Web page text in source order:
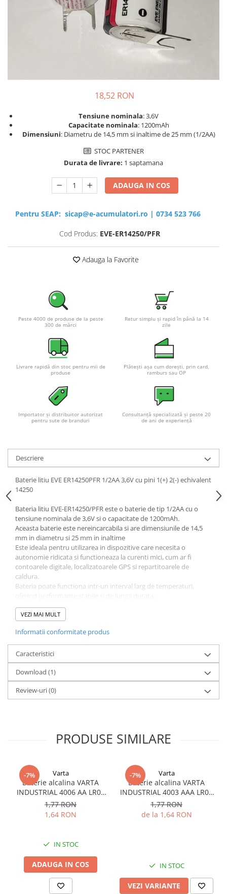
Sisteme de management (BMS)
Redresoare, incarcatoare si testere
18,52 RON
Tensiune nominala: 3,6V
Capacitate nominala: 1200mAh
Dimensiuni: Diametru de 14,5 mm si inaltime de 25 mm (1/2AA)
STOC PARTENER
Durata de livrare: 1 saptamana
ADAUGA IN COS
Pentru SEAP: sicap@e-acumulatori.ro | 0734 523 766
Cod Produs: EVE-ER14250/PFR
Adauga la Favorite
Peste 4000 de produse de la peste
300 de mărci
Retur simplu și rapid în până la 14
zile
Livrare rapidă din stoc pentru mii de
produse
Plătești așa cum dorești, prin card,
ramburs sau OP
Importator și distribuitor autorizat
pentru sute de branduri
Consultanță specializată și peste 20
de ani de experiență
Descriere
Baterie litiu EVE ER14250PFR 1/2AA 3,6V cu pini 1(+) 2(-) echivalent
14250
Bateria litiu EVE-ER14250/PFR este o baterie de tip 1/2AA cu o
tensiune nominala de 3,6V si o capacitate de 1200mAh.
Aceasta baterie este nereincarcabila si are dimensiunile de 14,5
mm in diametru si 25 mm in inaltime
Este ideala pentru utilizarea in dispozitive care necesita o
autonomie ridicata si functioneaza la curenti mici, cum ar fi
contoarele digitale, localizatoarele GPS si repartitoarele de
caldura.
Bateria poate functiona intr-un interval larg de temperaturi,
Capacitate nominala
Greutate: Aproximativ 10 g
Curent maxim continuu: 25mA
Curent maxim de descarcare in impulsuri
: 50mA (pentru
3 secunde, cu pauza de 27 secunde)
Interval de temperatura de operare
: -55°C pana la +85°C
Durata de viata pe raft: Pana la 10 ani (pierdere de
capacitate mai mica de 1% pe an la +25°C)
Material container: Otel inoxidabil
VEZI MAI MULT
Informatii conformitate produs
Caracteristici
Download (1)
Review-uri(0)
PRODUSE SIMILARE
-7% Varta
Baterie alcalina VARTA
INDUSTRIAL 4006 AA LR06
1.5V bulk
1,77 RON
1,64 RON
IN STOC
ADAUGA IN COS
-7% Varta
Baterie alcalina VARTA
INDUSTRIAL 4003 AAA LR03
1.5V
1,77 RON
de la 1,64 RON
IN STOC
VEZI VARIANTE